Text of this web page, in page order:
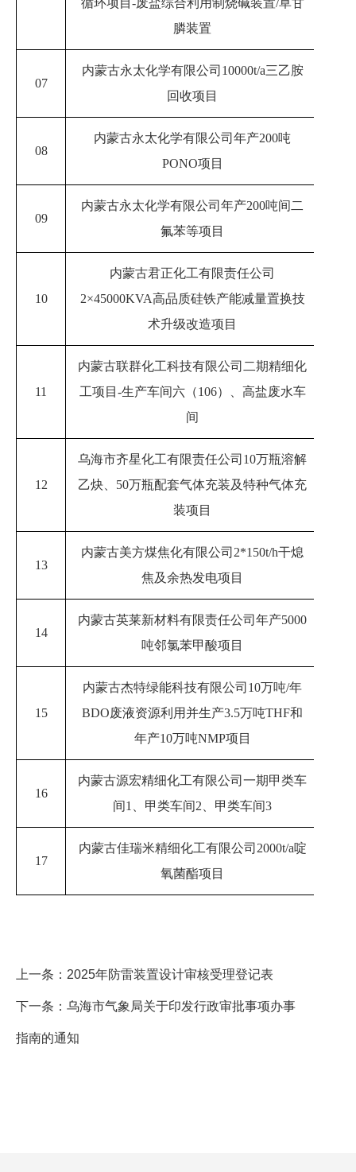
循环项目-废盐综合利用制烧碱装置/草甘
膦装置
07
内蒙古永太化学有限公司 10000t/a三乙胺
回收项目
08
内蒙古永太化学有限公司年产200吨
PONO项目
09
内蒙古永太化学有限公司年产200吨间二
氟苯等项目
10
内蒙古君正化工有限责任公司
2×45000KVA高品质硅铁产能减量置换技
术升级改造项目
11
内蒙古联群化工科技有限公司二期精细化
工项目 -生产车间六（106）、高盐废水车
间
12
乌海市齐星化工有限责任公司 10万瓶溶解
乙炔、50万瓶配套气体充装及特种气体充
装项目
13
内蒙古美方煤焦化有限公司 2*150t/h干熄
焦及余热发电项目
14
内蒙古英莱新材料有限责任公司年产5000
吨邻氯苯甲酸项目
15
内蒙古杰特绿能科技有限公司 10万吨/年
BDO废液资源利用并生产3.5万吨THF和
年产10万吨NMP项目
16
内蒙古源宏精细化工有限公司一期甲类车
间1、甲类车间2、甲类车间3
17
内蒙古佳瑞米精细化工有限公司 2000t/a啶
氧菌酯项目
上一条： 2025年防雷装置设计审核受理登记表
下一条： 乌海市气象局关于印发行政审批事项办事
指南的通知